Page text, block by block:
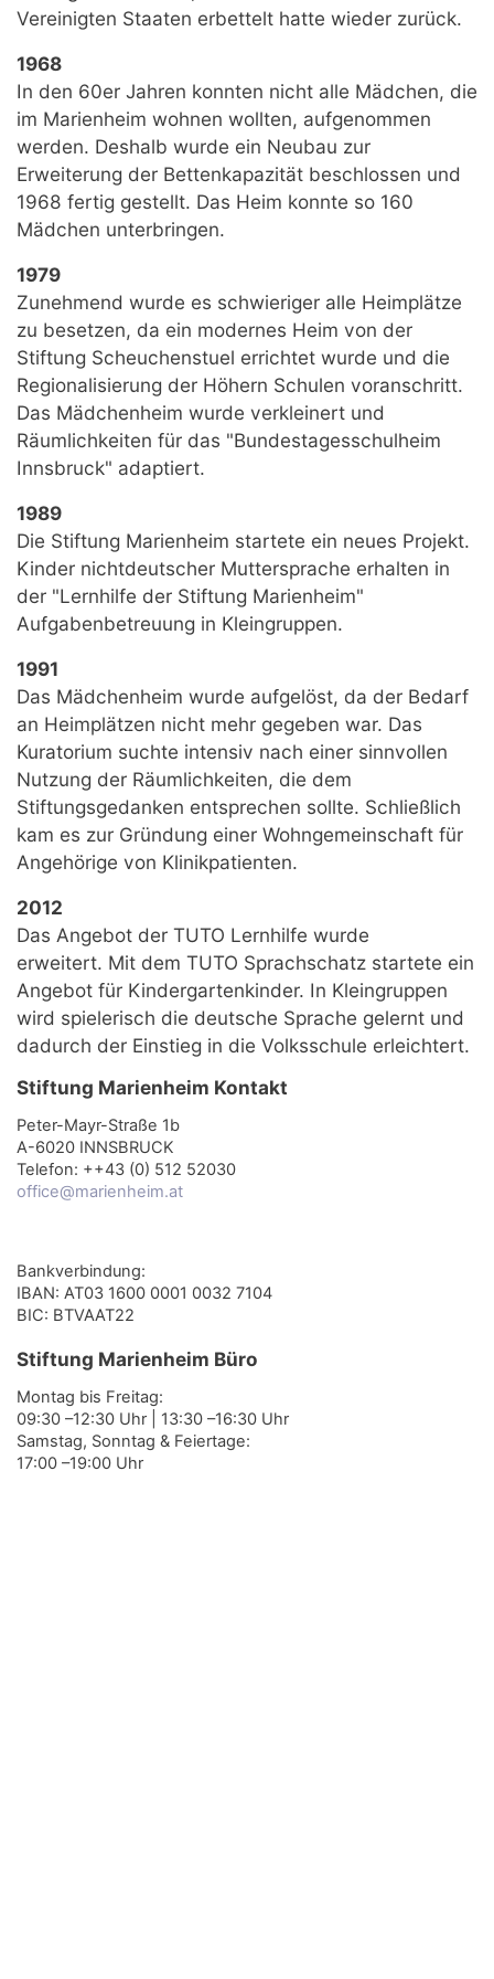
Vereinigten Staaten erbettelt hatte wieder zurück.
1968
In den 60er Jahren konnten nicht alle Mädchen, die
im Marienheim wohnen wollten, aufgenommen
werden. Deshalb wurde ein Neubau zur
Erweiterung der Bettenkapazität beschlossen und
1968 fertig gestellt. Das Heim konnte so 160
Mädchen unterbringen.
1979
Zunehmend wurde es schwieriger alle Heimplätze
zu besetzen, da ein modernes Heim von der
Stiftung Scheuchenstuel errichtet wurde und die
Regionalisierung der Höhern Schulen voranschritt.
Das Mädchenheim wurde verkleinert und
Räumlichkeiten für das "Bundestagesschulheim
Innsbruck" adaptiert.
1989
Die Stiftung Marienheim startete ein neues Projekt.
Kinder nichtdeutscher Muttersprache erhalten in
der "Lernhilfe der Stiftung Marienheim"
Aufgabenbetreuung in Kleingruppen.
1991
Das Mädchenheim wurde aufgelöst, da der Bedarf
an Heimplätzen nicht mehr gegeben war. Das
Kuratorium suchte intensiv nach einer sinnvollen
Nutzung der Räumlichkeiten, die dem
Stiftungsgedanken entsprechen sollte. Schließlich
kam es zur Gründung einer Wohngemeinschaft für
Angehörige von Klinikpatienten.
2012
Das Angebot der TUTO Lernhilfe wurde
erweitert. Mit dem TUTO Sprachschatz startete ein
Angebot für Kindergartenkinder. In Kleingruppen
wird spielerisch die deutsche Sprache gelernt und
dadurch der Einstieg in die Volksschule erleichtert.
Stiftung Marienheim Kontakt
Peter-Mayr-Straße 1b
A-6020 INNSBRUCK
Telefon: ++43 (0) 512 52030
office@marienheim.at
Bankverbindung:
IBAN: AT03 1600 0001 0032 7104
BIC: BTVAAT22
Stiftung Marienheim Büro
Montag bis Freitag:
09:30 –12:30 Uhr | 13:30 –16:30 Uhr
Samstag, Sonntag & Feiertage:
17:00 –19:00 Uhr